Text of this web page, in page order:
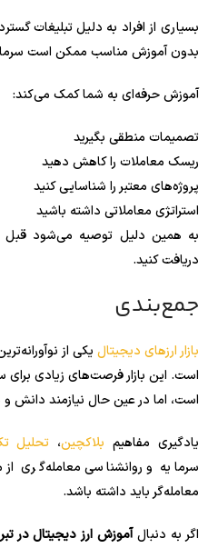
بسیاری از افراد به دلیل تبلیغات
بدون آموزش مناسب ممکن است
آموزش حرفه‌ای به شما کمک می‌کند:
تصمیمات منطقی بگیرید
ریسک معاملات را کاهش دهید
پروژه‌های معتبر را شناسایی کنید
استراتژی معاملاتی داشته باشید
به همین دلیل توصیه می‌شود قبل
دریافت کنید.
جمع‌بندی
بازار ارزهای دیجیتال یکی از
است. این بازار فرصت‌های زیادی برای
است، اما در عین حال نیازمند دانش
یادگیری مفاهیم بلاکچین، تحلیل
سرمایه و روانشناسی معامله‌گری
معامله‌گر باید داشته باشد.
اگر به دنبالآموزش ارز دیجیتال در